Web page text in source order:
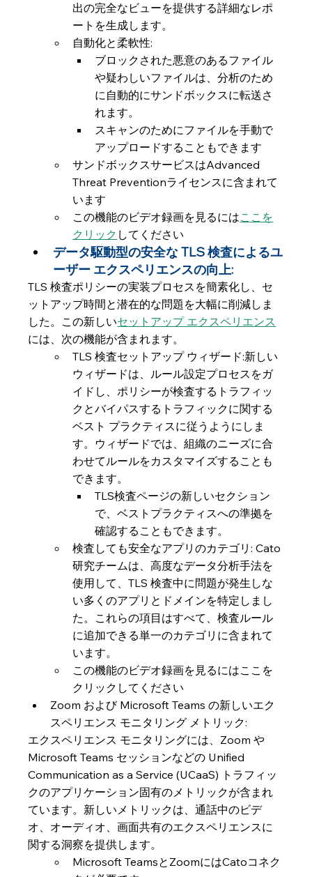
出の完全なビューを提供する詳細なレポ
ートを生成します。
自動化と柔軟性:
ブロックされた悪意のあるファイル
や疑わしいファイルは、分析のため
に自動的にサンドボックスに転送さ
れます。
スキャンのためにファイルを手動で
アップロードすることもできます
サンドボックスサービスはAdvanced
Threat Preventionライセンスに含まれて
います
この機能のビデオ録画を見るにはここを
クリック してください
データ駆動型の安全な TLS 検査によるユ
ーザー エクスペリエンスの向上:
TLS 検査ポリシーの実装プロセスを簡素化し、セ
ットアップ時間と潜在的な問題を大幅に削減しま
した。この新しいセットアップ エクスペリエンス
には、次の機能が含まれます。
TLS 検査セットアップ ウィザード:新しい
ウィザードは、ルール設定プロセスをガ
イドし、ポリシーが検査するトラフィッ
クとバイパスするトラフィックに関する
ベスト プラクティスに従うようにしま
す。ウィザードでは、組織のニーズに合
わせてルールをカスタマイズすることも
できます。
TLS検査ページの新しいセクション
で、ベストプラクティスへの準拠を
確認することもできます。
検査しても安全なアプリのカテゴリ: Cato
研究チームは、高度なデータ分析手法を
使用して、TLS 検査中に問題が発生しな
い多くのアプリとドメインを特定しまし
た。これらの項目はすべて、検査ルール
に追加できる単一のカテゴリに含まれて
います。
この機能のビデオ録画を見るにはここを
クリックしてください
Zoom および Microsoft Teams の新しいエク
スペリエンス モニタリング メトリック:
エクスペリエンス モニタリングには、Zoom や
Microsoft Teams セッションなどの Unified
Communication as a Service (UCaaS) トラフィッ
クのアプリケーション固有のメトリックが含まれ
ています。新しいメトリックは、通話中のビデ
オ、オーディオ、画面共有のエクスペリエンスに
関する洞察を提供します。
Microsoft TeamsとZoomにはCatoコネク